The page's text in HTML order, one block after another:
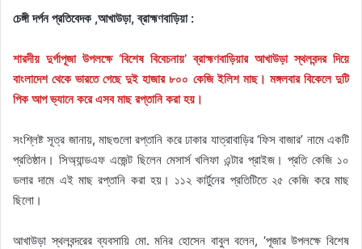
চেঙ্গী দর্পন প্রতিবেদক ,আখাউড়া, ব্রাহ্মণবাড়িয়া :
শারদীয় দুর্গাপূজা উপলক্ষে ‘বিশেষ বিবেচনায়’ ব্রাহ্মণবাড়িয়ার আখাউড়া স্থলবন্দর দিয়ে
বাংলাদেশ থেকে ভারতে গেছে দুই হাজার ৮০০ কেজি ইলিশ মাছ। মঙ্গলবার বিকেলে দুটি
পিক আপ ভ্যানে করে এসব মাছ রপ্তানি করা হয়।
সংশ্লিষ্ট সূত্র জানায়, মাছগুলো রপ্তানি করে ঢাকার যাত্রাবাড়ির ‘ফিস বাজার’ নামে একটি
প্রতিষ্ঠান। সিঅ্যান্ডএফ এজেন্ট ছিলেন মেসার্স খলিফা এন্টার প্রাইজ। প্রতি কেজি ১০
ডলার দামে এই মাছ রপ্তানি করা হয়। ১১২ কার্টুনের প্রতিটিতে ২৫ কেজি করে মাছ
ছিলো।
আখাউড়া স্থলবন্দরের ব্যবসায়ি মো. মনির হোসেন বাবুল বলেন, ‘পূজার উপলক্ষে বিশেষ